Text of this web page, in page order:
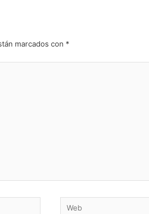
marcados con *
Web